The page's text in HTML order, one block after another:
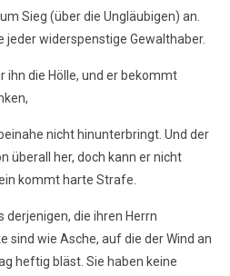
Sieg (über die Ungläubigen) an.
jeder widerspenstige Gewalthaber.
ihn die Hölle, und er bekommt
nicht hinunterbringt. Und der
überall her, doch kann er nicht
kommt harte Strafe.
derjenigen, die ihren Herrn
sind wie Asche, auf die der Wind an
heftig bläst. Sie haben keine